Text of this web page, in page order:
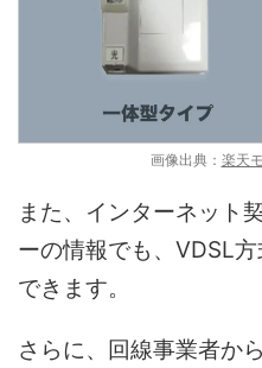
画像出典： 楽天
また、インターネット
ーの情報でも、VDSL
できます。
さらに、回線事業者か